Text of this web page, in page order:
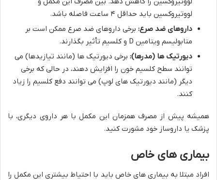
لووتیروکسین باید حداقل ۴ ساعت فاصله باشد.
داروهای ضد صرع: برخی داروهای ضد صرع ممکن است بر
متابولیسم ویتامین D و کلسیم تأثیر بگذارند.
دیورتیک ها (مدرها): برخی دیورتیک ها (مانند تیازیدها) می
توانند سطح کلسیم خون را افزایش دهند، در حالی که برخی
دیگر (مانند دیورتیک های لوپ) می توانند دفع کلسیم را زیاد
کنند.
همیشه پیش از مصرف همزمان این مکمل با هر داروی دیگری، با
پزشک یا داروساز خود مشورت کنید.
بیماری های خاص
افراد مبتلا به بیماری های خاص باید با احتیاط بیشتری این مکمل را